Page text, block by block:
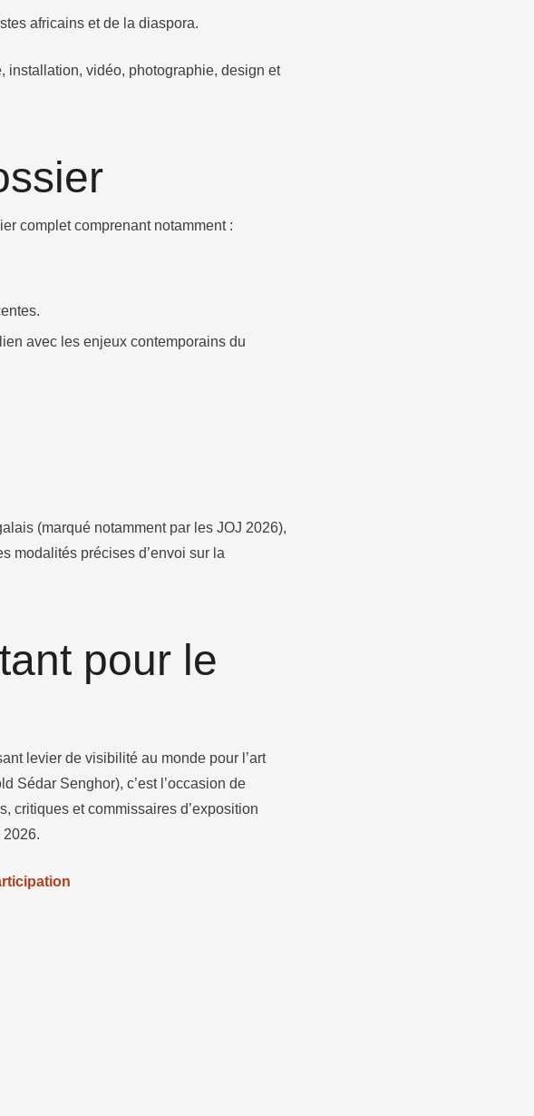
africains et de la diaspora.
installation, vidéo, photographie, design et
complet comprenant notamment :​
avec les enjeux contemporains du
(marqué notamment par les JOJ 2026),
modalités précises d’envoi sur la
pour le
levier de visibilité au monde pour l’art
Sédar Senghor), c’est l’occasion de
critiques et commissaires d’exposition